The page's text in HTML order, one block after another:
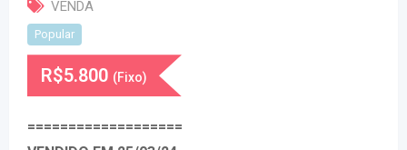
VENDA
Popular
R$5.800 (Fixo)
===================